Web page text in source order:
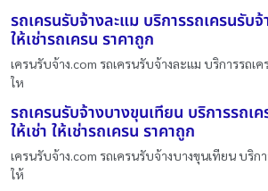
รถเครนรับจ้างละแม บริการรถเครนรับจ้
ให้เช่ารถเครน ราคาถูก
เครนรับจ้าง.com รถเครนรับจ้างละแม บริการรถเค
ให
รถเครนรับจ้างบางขุนเทียน บริการรถเ
ให้เช่า ให้เช่ารถเครน ราคาถูก
เครนรับจ้าง.com รถเครนรับจ้างบางขุนเทียน บริก
ให้